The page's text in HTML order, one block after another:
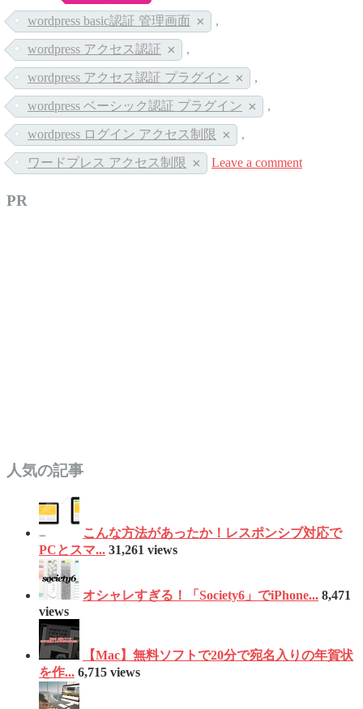
wordpress basic認証 管理画面 ,
wordpress アクセス認証 ,
wordpress アクセス認証 プラグイン ,
wordpress ベーシック認証 プラグイン ,
wordpress ログイン アクセス制限 ,
ワードプレス アクセス制限 Leave a comment
PR
人気の記事
こんな方法があったか！レスポンシブ対応で
PCとスマ... 31,261 views
オシャレすぎる！「Society6」でiPhone... 8,471
views
【Mac】無料ソフトで20分で宛名入りの年賀状
を作... 6,715 views